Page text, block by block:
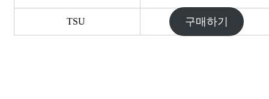
TSU 구매하기